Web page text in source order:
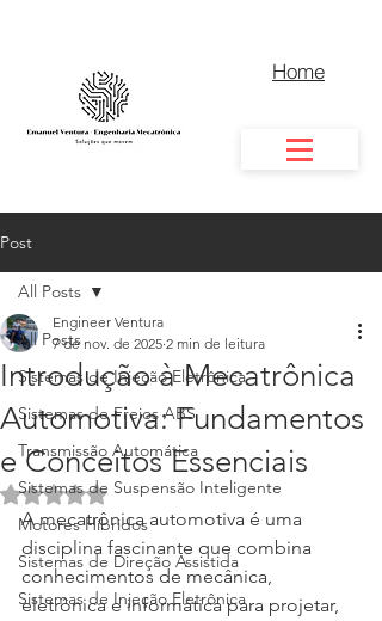
Home
Post
All Posts
Sistemas de Injeção Eletrônica
Sistemas de Freios ABS
Transmissão Automática
Sistemas de Suspensão Inteligente
Motores Híbridos
Sistemas de Direção Assistida
Sistemas de Injeção Eletrônica
All Posts
Introdução à Mecatrônica
Automotiva: Fundamentos
e Conceitos Essenciais
Engineer Ventura
7 de nov. de 2025 2 min de leitura
Avaliado com NaN de 5 estrelas.
A mecatrônica automotiva é uma
disciplina fascinante que combina
conhecimentos de mecânica,
eletrônica e informática para projetar,